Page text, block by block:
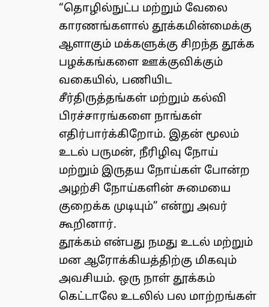
“தொழில்நுட்ப மற்றும் வேலை
காரணங்களால் தூக்கமின்மைக்கு
ஆளாகும் மக்களுக்கு சிறந்த தூக்க
பழக்கங்களை ஊக்குவிக்கும்
வகையில், பணியிட
சீர்திருத்தங்கள் மற்றும் கல்வி
பிரச்சாரங்களை நாங்கள்
எதிர்பார்க்கிறோம். இதன் மூலம்
உடல் பருமன், நீரிழிவு நோய்
மற்றும் இருதய நோய்கள் போன்ற
அழற்சி நோய்களின் சுமையை
குறைக்க முடியும்” என்று அவர்
கூறினார்.
தூக்கம் என்பது நமது உடல் மற்றும்
மன ஆரோக்கியத்திற்கு மிகவும்
அவசியம். ஒரு நாள் தூக்கம்
கெட்டாலே உடலில் பல மாற்றங்கள்